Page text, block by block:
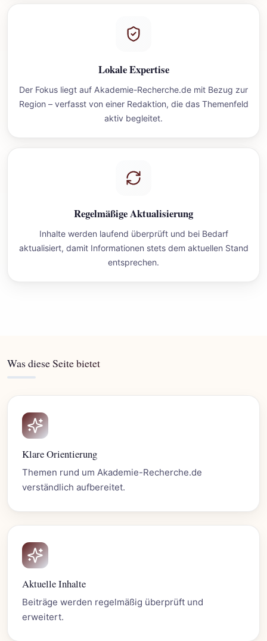
Lokale Expertise
Der Fokus liegt auf Akademie-Recherche.de mit Bezug zur
Region – verfasst von einer Redaktion, die das Themenfeld
aktiv begleitet.
Regelmäßige Aktualisierung
Inhalte werden laufend überprüft und bei Bedarf
aktualisiert, damit Informationen stets dem aktuellen Stand
entsprechen.
Was diese Seite bietet
Klare Orientierung
Themen rund um Akademie-Recherche.de
verständlich aufbereitet.
Aktuelle Inhalte
Beiträge werden regelmäßig überprüft und
erweitert.